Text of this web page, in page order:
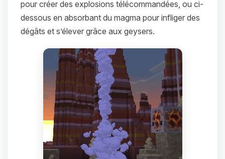
pour créer des explosions télécommandées, ou ci-
dessous en absorbant du magma pour infliger des
dégâts et s’élever grâce aux geysers.